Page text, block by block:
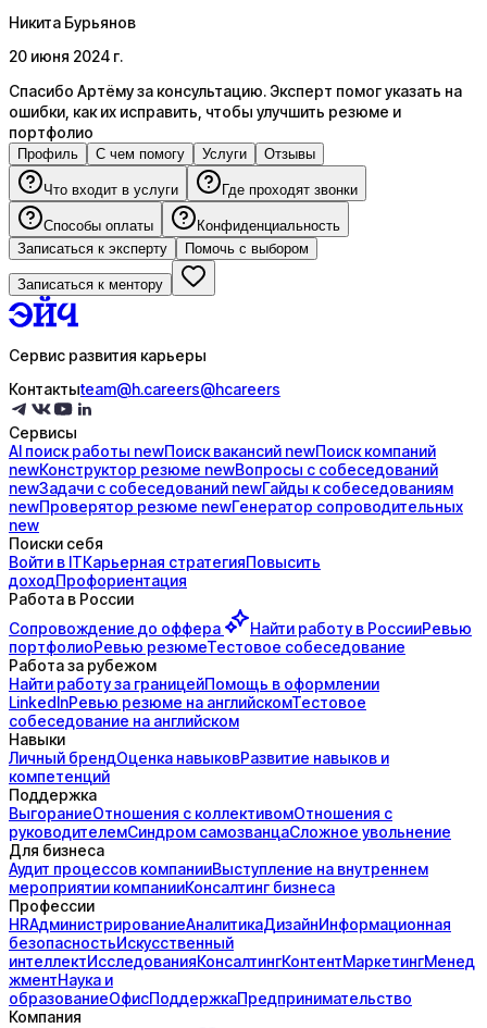
Никита Бурьянов
20 июня 2024 г.
Спасибо Артёму за консультацию. Эксперт помог указать на
ошибки, как их исправить, чтобы улучшить резюме и
портфолио
Профиль С чем помогу Услуги Отзывы
Что входит в услуги Где проходят звонки
Способы оплаты
Конфиденциальность
Записаться к эксперту
Помочь с выбором
Записаться к ментору
Сервис развития карьеры
Контактыteam@h.careers@hcareers
Сервисы
AI поискработы newПоисквакансий newПоисккомпаний
newКонструктор резюме newВопросы с собеседований
newЗадачи с собеседований newГайды ксобеседованиям
newПроверятор резюме newГенератор сопроводительных
new
Поиски себя
Войти в ITКарьерная стратегияПовысить
доходПрофориентация
Работа в России
Сопровождение до оффера Найти работу в РоссииРевью
портфолиоРевью резюмеТестовое собеседование
Работа за рубежом
Найти работу за границейПомощь в оформлении
LinkedInРевью резюме на английскомТестовое
собеседование на английском
Навыки
Личный брендОценка навыковРазвитие навыков и
компетенций
Поддержка
ВыгораниеОтношения с коллективомОтношения с
руководителемСиндром самозванцаСложное увольнение
Для бизнеса
Аудит процессов компанииВыступление на внутреннем
мероприятии компанииКонсалтинг бизнеса
Профессии
HRАдминистрированиеАналитикаДизайнИнформационная
безопасностьИскусственный
интеллектИсследованияКонсалтингКонтентМаркетингМенед
жментНаука и
образованиеОфисПоддержкаПредпринимательство
Компания